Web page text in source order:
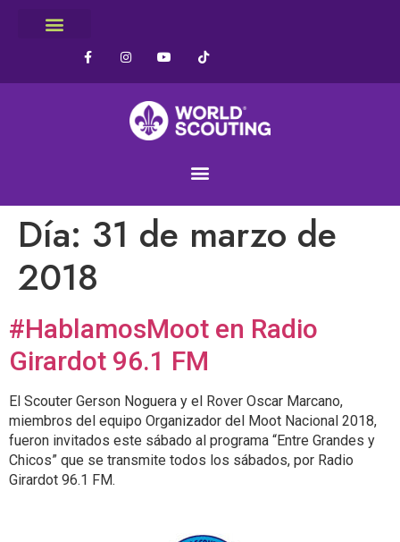
Día: 31 de marzo de
2018
#HablamosMoot en Radio
Girardot 96.1 FM
El Scouter Gerson Noguera y el Rover Oscar Marcano,
miembros del equipo Organizador del Moot Nacional 2018,
fueron invitados este sábado al programa “Entre Grandes y
Chicos” que se transmite todos los sábados, por Radio
Girardot 96.1 FM.